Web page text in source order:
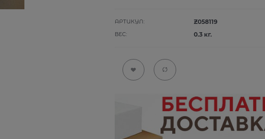
АРТИКУЛ: Z058119
ВЕС: 0.3кг.